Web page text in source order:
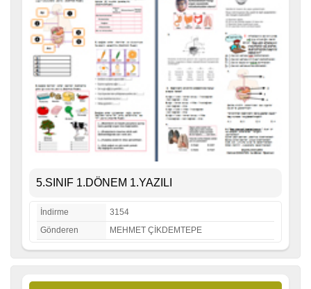
5.SINIF 1.DÖNEM 1.YAZILI
İndirme
3154
Gönderen
MEHMET ÇİKDEMTEPE